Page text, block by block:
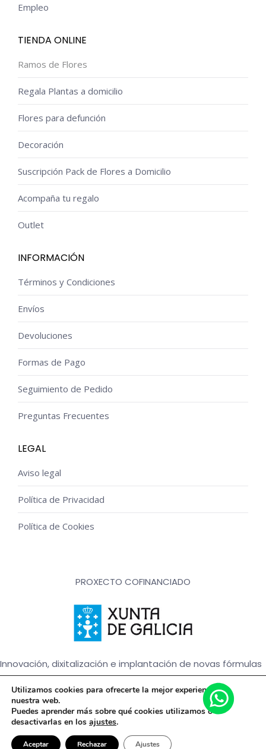
Empleo
TIENDA ONLINE
Ramos de Flores
Regala Plantas a domicilio
Flores para defunción
Decoración
Suscripción Pack de Flores a Domicilio
Acompaña tu regalo
Outlet
INFORMACIÓN
Términos y Condiciones
Envíos
Devoluciones
Formas de Pago
Seguimiento de Pedido
Preguntas Frecuentes
LEGAL
Aviso legal
Política de Privacidad
Política de Cookies
PROXECTO COFINANCIADO
Innovación, dixitalización e implantación de novas fórmulas
de comercialización e expansión do sector comercial e
artesanal
© Floristería Picris - 2020 Todos los derechos reservados |
Utilizamos cookies para ofrecerte la mejor experiencia en
nuestra web.
Puedes aprender más sobre qué cookies utilizamos o
desactivarlas en los ajustes.
Aceptar Rechazar Ajustes